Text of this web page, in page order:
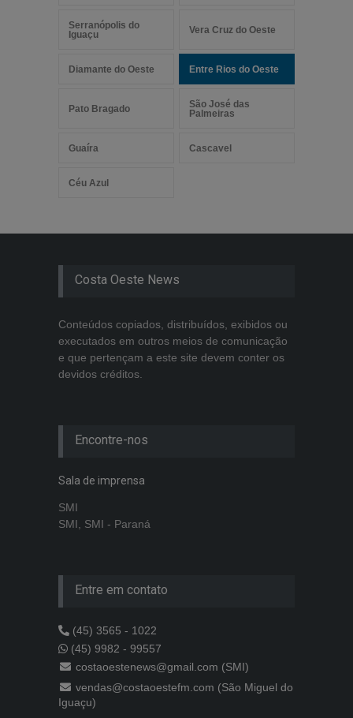
Serranópolis do
Iguaçu
Vera Cruz do Oeste
Diamante do Oeste Entre Rios do Oeste
Pato Bragado
São José das
Palmeiras
Guaíra Cascavel
Céu Azul
Costa Oeste News
Conteúdos copiados, distribuídos, exibidos ou
executados em outros meios de comunicação
e que pertençam a este site devem conter os
devidos créditos.
Encontre-nos
Sala de imprensa
SMI
SMI, SMI - Paraná
Entre em contato
(45) 3565 - 1022
(45) 9982 - 99557
costaoestenews@gmail.com (SMI)
vendas@costaoestefm.com (São Miguel do
Iguaçu)